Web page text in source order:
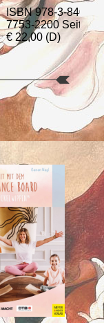
ISBN 978-3-8403-
7753-2200 Seiten
€ 22,00 (D)